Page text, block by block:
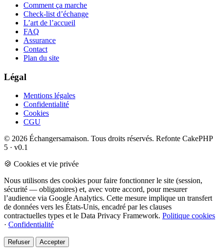
Comment ça marche
Check-list d’échange
L’art de l’accueil
FAQ
Assurance
Contact
Plan du site
Légal
Mentions légales
Confidentialité
Cookies
CGU
© 2026 Échangersamaison. Tous droits réservés. Refonte CakePHP
5 · v0.1
🍪 Cookies et vie privée
Nous utilisons des cookies pour faire fonctionner le site (session,
sécurité — obligatoires) et, avec votre accord, pour mesurer
l’audience via Google Analytics. Cette mesure implique un transfert
de données vers les États-Unis, encadré par les clauses
contractuelles types et le Data Privacy Framework. Politique cookies
· Confidentialité
Refuser Accepter